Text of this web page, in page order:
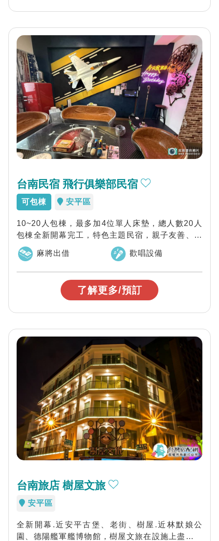
台南民宿 飛行俱樂部民宿
可包棟 安平區
10~20人包棟，最多加4位單人床墊，總人數20人
包棟全新開幕完工，特色主題民宿，親子友善、煮
火鍋、麻將，飛鏢機，遊戲機，兒童戲水...
麻將出借 歡唱設備
了解更多/預訂
台南旅店 樹屋文旅
安平區
全新開幕.近安平古堡、老街、樹屋.近林默娘公
園、德陽艦軍艦博物館，樹屋文旅在設施上盡量從